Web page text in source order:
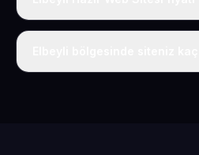
Tek fiyat uygulanır: yıllık 50